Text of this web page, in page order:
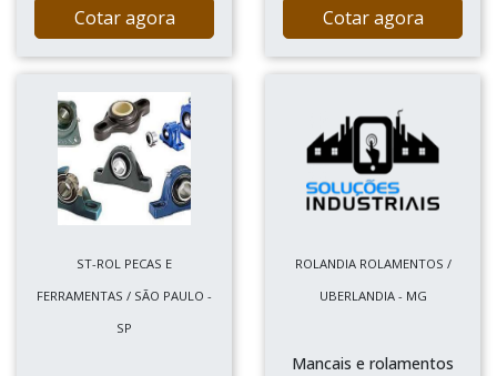
Cotar agora Cotar agora
ST-ROL PECAS E
FERRAMENTAS / SÃO PAULO -
SP
ROLANDIA ROLAMENTOS /
UBERLANDIA - MG
Mancais e rolamentos